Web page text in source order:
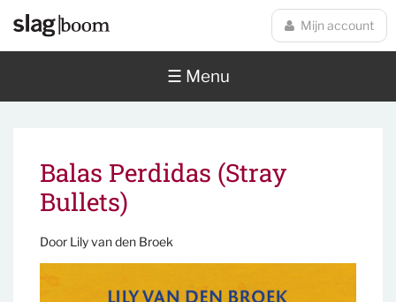
Mijn account
☰ Menu
Balas Perdidas (Stray
Bullets)
Door Lily van den Broek